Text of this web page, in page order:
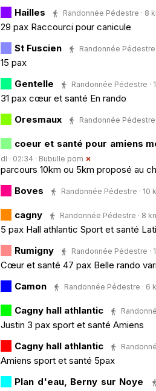
Hailles Randonnée Pédestre · 8
29 pax Raccourci pour canicule
St Fuscien
Randonnée Pédestre
15 pax
Gentelle
Randonnée Pédestre ·
31 pax cœur et santé En rando
Oresmaux
Randonnée Pédestre
coeur et santé pour amiens
dl · 02:34 · Bubulle pom
parcours 10km ou 5km proposé au
Boves
Randonnée Pédestre · 10
cagny Randonnée Pédestre · 8
5 pax Hall athlantic Sport et santé
Rumigny
Randonnée Pédestre ·
Cœur et santé 47 pax Belle rando
Camon
Randonnée Pédestre · 6
Cagny hall athlantic
Justin 3 pax sport et santé Amiens
Cagny hall athlantic
Amiens sport et santé 5pax
Plan d'eau, Berny sur Noye